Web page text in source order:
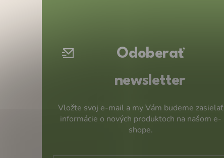
Odoberať
newsletter
Vložte svoj e-mail a my Vám budeme zasielať
informácie o nových produktoch na našom e-
shope.